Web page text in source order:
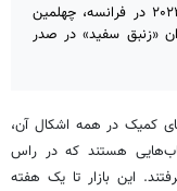
با انتشار فهرست پرفروش‌ترین کتاب‌های سال ۲۰۲۳ در فرانسه، چهلمین
«زنبق سفید» در صدر
کمیک در همه اشکال آن،
هستند که در راس
فرانسه در سال ۲۰۲۳ جای گرفتند. این بازار تا یک هفته